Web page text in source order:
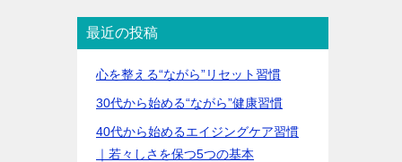
最近の投稿
心を整える“ながら”リセット習慣
30代から始める“ながら”健康習慣
40代から始めるエイジングケア習慣
｜若々しさを保つ5つの基本